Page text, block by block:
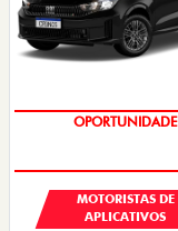
OPORTUNIDADE
MOTORISTAS DE
APLICATIVOS